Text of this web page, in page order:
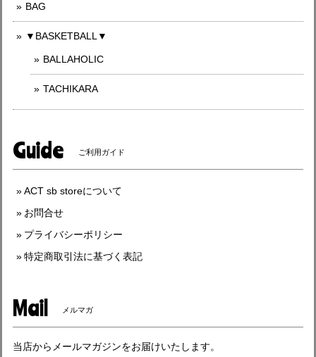
BAG
▼BASKETBALL▼
BALLAHOLIC
TACHIKARA
Guide ご利用ガイド
ACT sb storeについて
お問合せ
プライバシーポリシー
特定商取引法に基づく表記
Mail メルマガ
当店からメールマガジンをお届けいたします。